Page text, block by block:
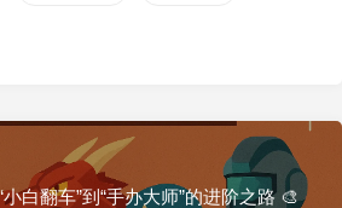
白翻车”到“手办大师”的进阶之路 🎨